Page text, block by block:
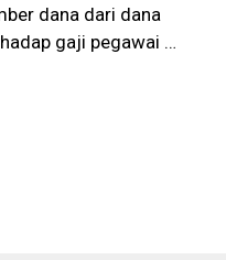
dana dari dana
gaji pegawai …